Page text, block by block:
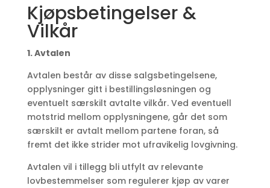
Kjøpsbetingelser &
Vilkår
1. Avtalen
Avtalen består av disse salgsbetingelsene,
opplysninger gitt i bestillingsløsningen og
eventuelt særskilt avtalte vilkår. Ved eventuell
motstrid mellom opplysningene, går det som
særskilt er avtalt mellom partene foran, så
fremt det ikke strider mot ufravikelig lovgivning.
Avtalen vil i tillegg bli utfylt av relevante
lovbestemmelser som regulerer kjøp av varer